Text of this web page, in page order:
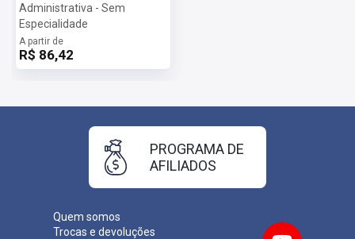
Administrativa - Sem
Especialidade
A partir de
R$ 86,42
Quem somos
Trocas e devoluções
PROGRAMA DE
AFILIADOS